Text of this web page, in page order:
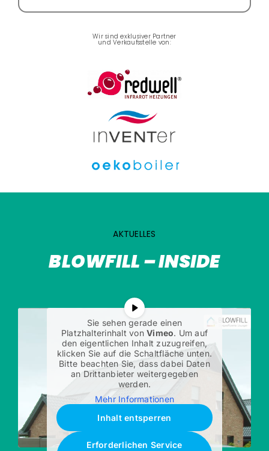
Wir sind exklusiver Partner
und Verkaufsstelle von:
AKTUELLES
BLOWFILL – INSIDE
Sie sehen gerade einen
Platzhalterinhalt vonVimeo. Um auf
den eigentlichen Inhalt zuzugreifen,
klicken Sie auf die Schaltfläche unten.
Bitte beachten Sie, dass dabei Daten
an Drittanbieter weitergegeben
werden.
Mehr Informationen
Inhalt entsperren
Erforderlichen Service